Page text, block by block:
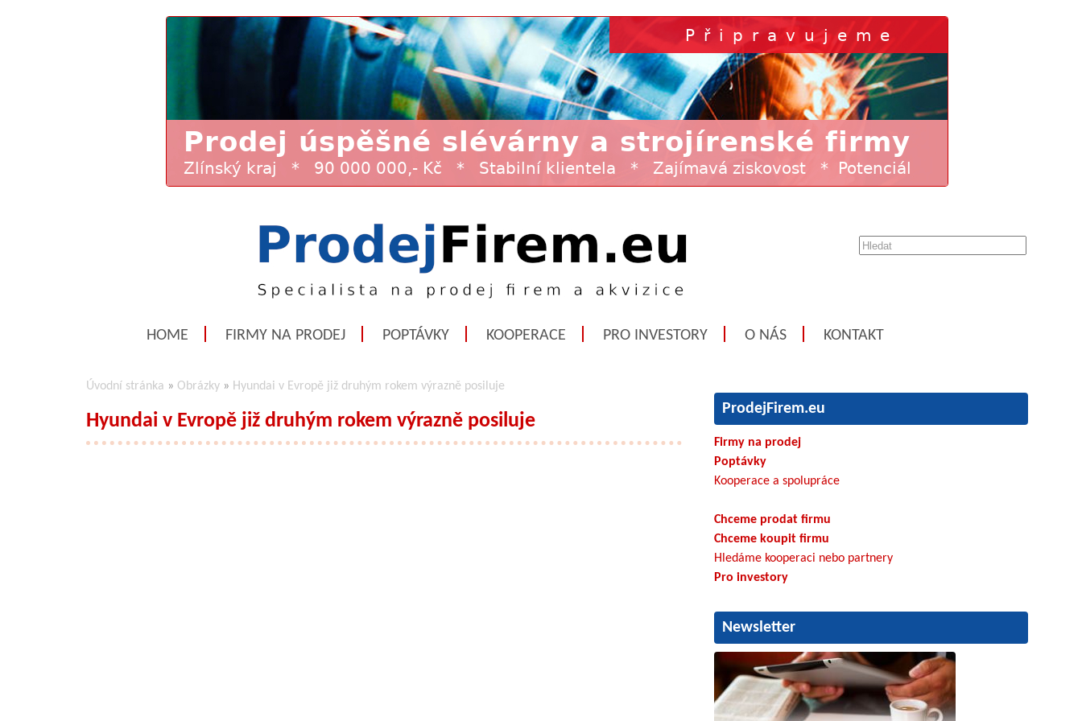
HOME FIRMY NA PRODEJ POPTÁVKY KOOPERACE PRO INVESTORY O NÁS KONTAKT
Úvodní stránka » Obrázky » Hyundai v Evropě již druhým rokem výrazně posiluje
Hyundai v Evropě již druhým rokem výrazně posiluje
ProdejFirem.eu
Firmy na prodej
Poptávky
Kooperace a spolupráce
Chceme prodat firmu
Chceme koupit firmu
Hledáme kooperaci nebo partnery
Pro investory
Newsletter